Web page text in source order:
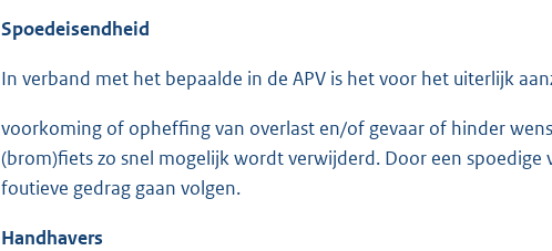
Spoedeisendheid
In verband met het bepaalde in de APV is het voor het uiterlijk
voorkoming of opheffing van overlast en/of gevaar of hinder
(brom)fiets zo snel mogelijk wordt verwijderd. Door een
foutieve gedrag gaan volgen.
Handhavers